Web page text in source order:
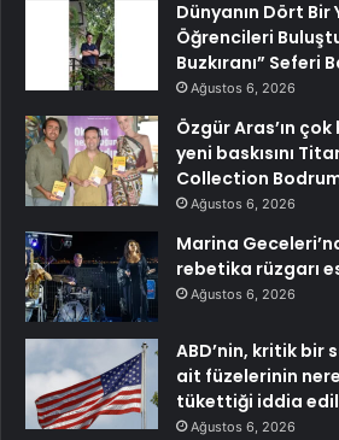
Dünyanın Dört Bir
Öğrencileri
Buzkıranı” Seferi
Ağustos 6, 2026
Özgür Aras’ın
yeni baskısını
Collection
Ağustos 6, 2026
Marina
rebetika rüzgarı
Ağustos 6, 2026
ABD’nin, kritik bir
ait füzelerinin
tükettiği iddia
Ağustos 6, 2026